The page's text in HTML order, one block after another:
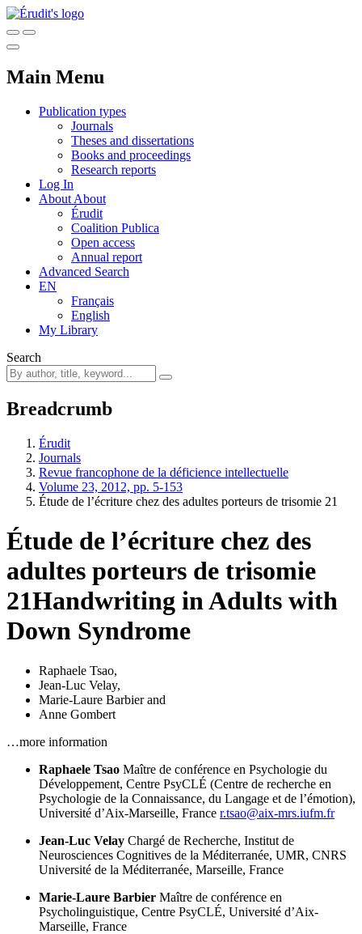
Main Menu
Publication types
Journals
Theses and dissertations
Books and proceedings
Research reports
Log In
About About
Érudit
Coalition Publica
Open access
Annual report
Advanced Search
EN
Français
English
My Library
Search
Breadcrumb
Érudit
Journals
Revue francophone de la déficience intellectuelle
Volume 23, 2012, pp. 5-153
Étude de l’écriture chez des adultes porteurs de trisomie 21
Étude de l’écriture chez des
adultes porteurs de trisomie
21Handwriting in Adults with
Down Syndrome
Raphaele Tsao,
Jean-Luc Velay,
Marie-Laure Barbierand
Anne Gombert
…more information
Raphaele Tsao Maître de conférence en Psychologie du
Développement, Centre PsyCLÉ (Centre de recherche en
Psychologie de la Connaissance, du Langage et de l’émotion),
Université d’Aix-Marseille, France r.tsao@aix-mrs.iufm.fr
Jean-Luc Velay Chargé de Recherche, Institut de
Neurosciences Cognitives de la Méditerranée, UMR, CNRS
Université de la Méditerranée, Marseille, France
Marie-Laure Barbier Maître de conférence en
Psycholinguistique, Centre PsyCLÉ, Université d’Aix-
Marseille, France